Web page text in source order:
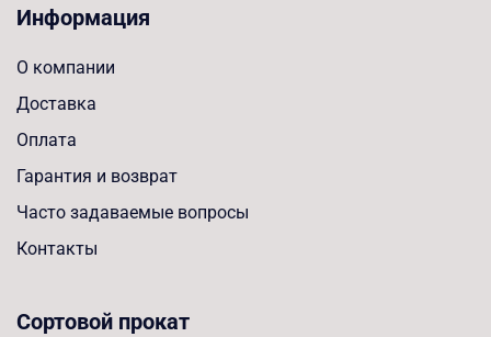
Информация
О компании
Доставка
Оплата
Гарантия и возврат
Часто задаваемые вопросы
Контакты
Сортовой прокат